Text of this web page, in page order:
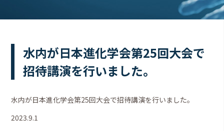
水内が日本進化学会第25回大会で
招待講演を行いました。
水内が日本進化学会第25回大会で招待講演を行いました。
2023.9.1